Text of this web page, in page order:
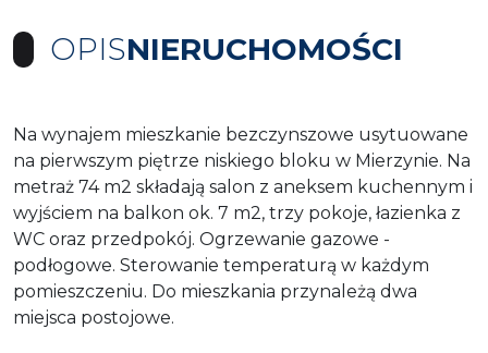
OPISNIERUCHOMOŚCI
Na wynajem mieszkanie bezczynszowe usytuowane
na pierwszym piętrze niskiego bloku w Mierzynie. Na
metraż 74 m2 składają salon z aneksem kuchennym i
wyjściem na balkon ok. 7 m2, trzy pokoje, łazienka z
WC oraz przedpokój. Ogrzewanie gazowe -
podłogowe. Sterowanie temperaturą w każdym
pomieszczeniu. Do mieszkania przynależą dwa
miejsca postojowe.